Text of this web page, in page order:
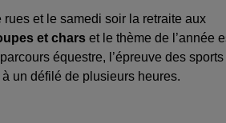
et le samedi soir la retraite aux
et chars et le thème de l’année
équestre, l’épreuve des sports
un défilé de plusieurs heures.